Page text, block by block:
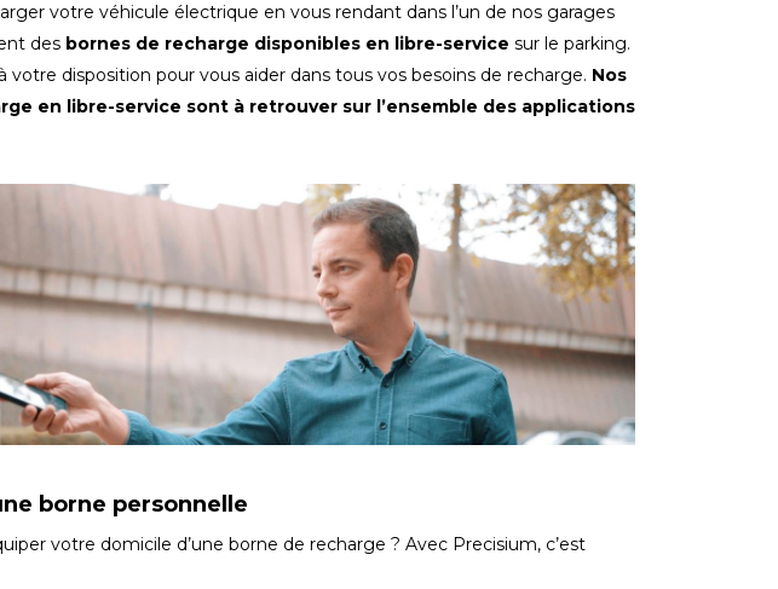
votre véhicule électrique en vous rendant dans l’un de nos garages
des bornes de recharge disponibles en libre-service sur le parking.
votre disposition pour vous aider dans tous vos besoins de recharge. Nos
en libre-service sont à retrouver sur l’ensemble des applications
borne personnelle
votre domicile d’une borne de recharge ? Avec Precisium, c’est